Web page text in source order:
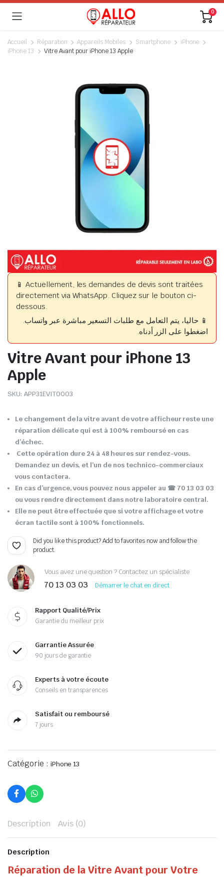
0
Accueil Réparation Appareils Mobiles Smartphone
iPhone
iPhone 13
Vitre Avant pour iPhone 13 Apple
📱 Actuellement, les demandes de devis sont traitées
directement via WhatsApp. Cliquez sur le bouton ci-
dessous.
📱 حاليا، يتم التعامل مع طلبات التسعير مباشرة عبر واتساب.
اضغطوا على الزر أدناه.
Vitre Avant pour iPhone 13
Apple
SKU: APP31EVIT0003
Le changement de la vitre avant de votre afficheur reste une
réparation délicate qui est à 100% remboursé en cas
d’échec.
Cette opération dure 24 à 48 heures sur rendez-vous.
Demandez un devis, et l’un de nos technico-commerciaux
vous contactera.
En cas d’urgence, vous pouvez nous appeler au ☎ 70 13 03 03
ou vous rendre directement dans notre laboratoire central.
Elle ne peut être effectuée que si votre affichage et votre
écran tactile sont à 100% fonctionnels.
Did you like this product? Add to favorites now and follow the
product.
Vous avez une question ? Contactez un spécialiste
70 13 03 03 Démarrer le chat en direct
Rapport Qualité/Prix
Garantie du meilleur prix
Garrantie Assurée
90 jours de garantie
Experts à votre écoute
Conseils en transparences
Satisfait ou remboursé
7 jours
Catégorie : iPhone 13
Description Avis (0)
Description
Réparation de la Vitre Avant pour Votre